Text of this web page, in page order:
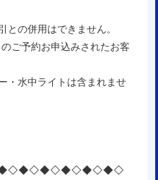
の併用はできません。
ご予約お申込みされたお客
水中ライトは含まれませ